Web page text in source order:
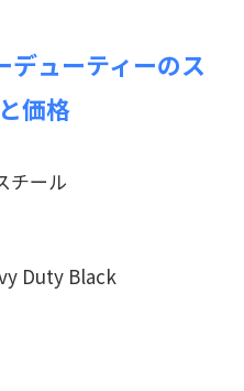
デューティーのス
価格
チール
Duty Black